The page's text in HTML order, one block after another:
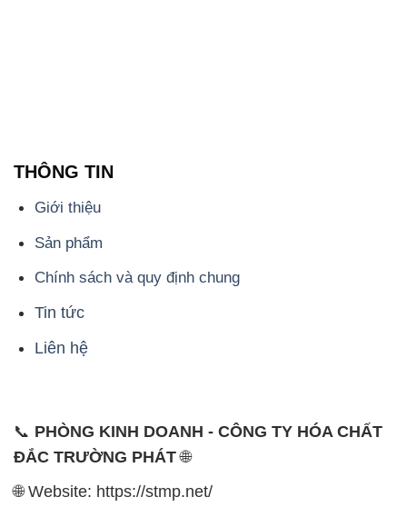
THÔNG TIN
Giới thiệu
Sản phẩm
Chính sách và quy định chung
Tin tức
Liên hệ
📞 PHÒNG KINH DOANH - CÔNG TY HÓA CHẤT
ĐẮC TRƯỜNG PHÁT🌐
🌐 Website: https://stmp.net/